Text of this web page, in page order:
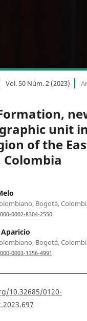
Vol. 50 Núm. 2 (2023)
unit
of the
Bogotá,
0002-8304-2550
Bogotá,
0003-1356-4991
10.32685/0120-